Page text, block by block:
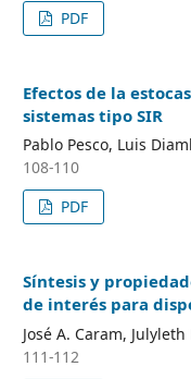
PDF
Efectos de la
sistemas tipo SIR
Pablo Pesco, Luis
108-110
PDF
Síntesis y
de interés para
José A. Caram,
111-112